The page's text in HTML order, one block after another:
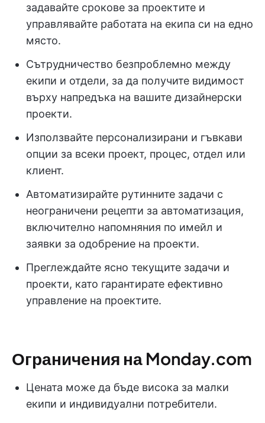
задавайте срокове за проектите и
управлявайте работата на екипа си на едно
място.
Сътрудничество безпроблемно между
екипи и отдели, за да получите видимост
върху напредъка на вашите дизайнерски
проекти.
Използвайте персонализирани и гъвкави
опции за всеки проект, процес, отдел или
клиент.
Автоматизирайте рутинните задачи с
неограничени рецепти за автоматизация,
включително напомняния по имейл и
заявки за одобрение на проекти.
Преглеждайте ясно текущите задачи и
проекти, като гарантирате ефективно
управление на проектите.
Ограничения на Monday.com
Цената може да бъде висока за малки
екипи и индивидуални потребители.